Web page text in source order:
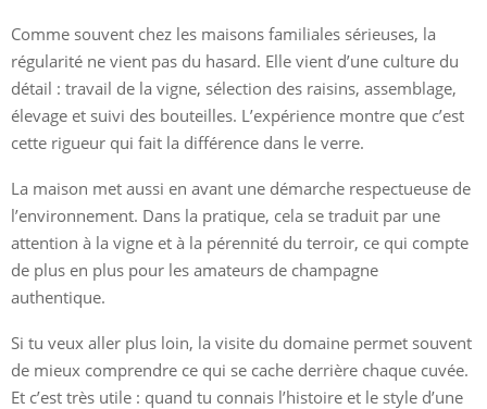
Comme souvent chez les maisons familiales sérieuses, la
régularité ne vient pas du hasard. Elle vient d’une culture du
détail : travail de la vigne, sélection des raisins, assemblage,
élevage et suivi des bouteilles. L’expérience montre que c’est
cette rigueur qui fait la différence dans le verre.
La maison met aussi en avant une démarche respectueuse de
l’environnement. Dans la pratique, cela se traduit par une
attention à la vigne et à la pérennité du terroir, ce qui compte
de plus en plus pour les amateurs de champagne
authentique.
Si tu veux aller plus loin, la visite du domaine permet souvent
de mieux comprendre ce qui se cache derrière chaque cuvée.
Et c’est très utile : quand tu connais l’histoire et le style d’une